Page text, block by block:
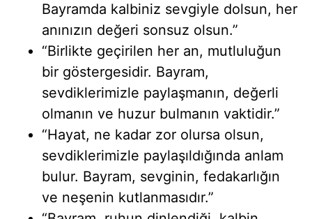
Bayramda kalbiniz sevgiyle dolsun, her
anınızın değeri sonsuz olsun.”
“Birlikte geçirilen her an, mutluluğun
bir göstergesidir. Bayram,
sevdiklerimizle paylaşmanın, değerli
olmanın ve huzur bulmanın vaktidir.”
“Hayat, ne kadar zor olursa olsun,
sevdiklerimizle paylaşıldığında anlam
bulur. Bayram, sevginin, fedakarlığın
ve neşenin kutlanmasıdır.”